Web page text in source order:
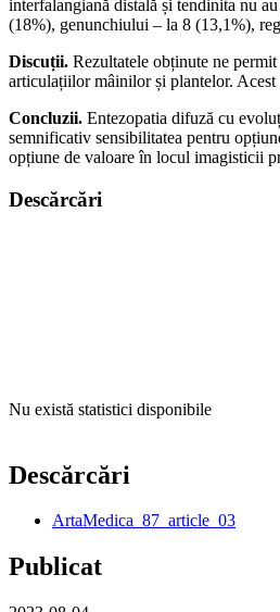
interfalangiană distală și tendinita nu
(18%), genunchiului – la 8 (13,1%),
Discuții. Rezultatele obținute ne
articulațiilor mâinilor și plantelor.
Concluzii. Entezopatia difuză cu
semnificativ sensibilitatea pentru
opțiune de valoare în locul imagisticii
Descărcări
Nu există statistici disponibile
Descărcări
ArtaMedica_87_article_03
Publicat